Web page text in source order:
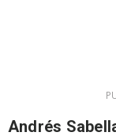
Andrés